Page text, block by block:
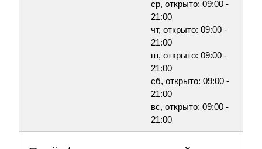
ср, открыто: 09:00 -
21:00
чт, открыто: 09:00 -
21:00
пт, открыто: 09:00 -
21:00
сб, открыто: 09:00 -
21:00
вс, открыто: 09:00 -
21:00